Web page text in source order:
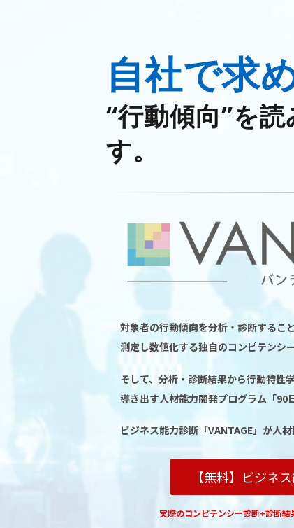
自社で求
“行動傾向”を
す。
対象者の行動傾向を分析・診断するこ
測定し数値化する独自のコンピテンシ
そして、分析・診断結果から行動特性
導き出す人材能力開発プログラム「90
ビジネス能力診断「VANTAGE」が人
【無料】ビジネ
実際のコンピテンシー診断+診断